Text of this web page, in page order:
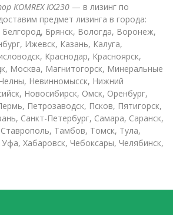
KOMREX KX230 — в лизинг по
предмет лизинга в города:
Белгород, Брянск, Вологда, Воронеж,
Ижевск, Казань, Калуга,
Краснодар, Красноярск,
Москва, Магнитогорск, Минеральные
Невинномысск, Нижний
Новосибирск, Омск, Оренбург,
Петрозаводск, Псков, Пятигорск,
Санкт-Петербург, Самара, Саранск,
Тамбов, Томск, Тула,
Хабаровск, Чебоксары, Челябинск,